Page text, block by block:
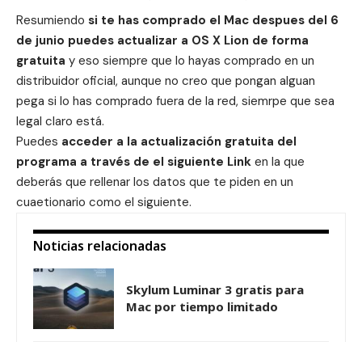
Resumiendo si te has comprado el Mac despues del 6
de junio puedes actualizar a OS X Lion de forma
gratuita y eso siempre que lo hayas comprado en un
distribuidor oficial, aunque no creo que pongan alguan
pega si lo has comprado fuera de la red, siemrpe que sea
legal claro está.
Puedes acceder a la actualización gratuita del
programa a través de el siguiente Link en la que
deberás que rellenar los datos que te piden en un
cuaetionario como el siguiente.
Noticias relacionadas
Skylum Luminar 3 gratis para
Mac por tiempo limitado